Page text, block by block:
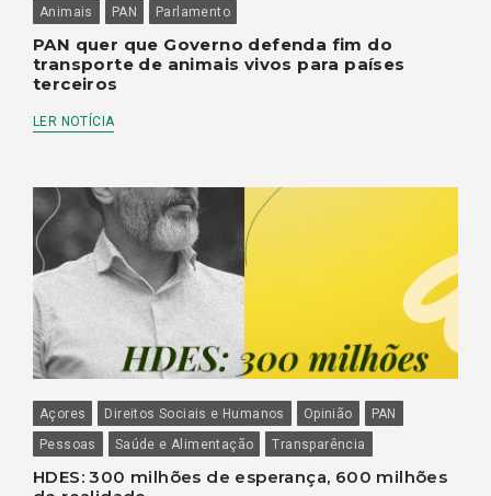
Animais PAN Parlamento
PAN quer que Governo defenda fim do
transporte de animais vivos para países
terceiros
LER NOTÍCIA
Açores Direitos Sociais e Humanos Opinião
PAN
Pessoas
Saúde e Alimentação Transparência
HDES: 300 milhões de esperança, 600 milhões